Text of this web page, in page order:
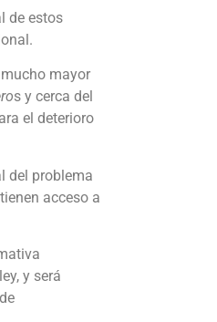
de estos
mayor
s y cerca del
el deterioro
del problema
acceso a
y será